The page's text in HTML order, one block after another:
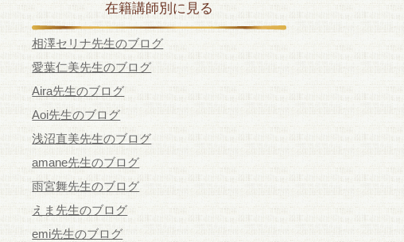
在籍講師別に見る
相澤セリナ先生のブログ
愛葉仁美先生のブログ
Aira先生のブログ
Aoi先生のブログ
浅沼直美先生のブログ
amane先生のブログ
雨宮舞先生のブログ
えま先生のブログ
emi先生のブログ